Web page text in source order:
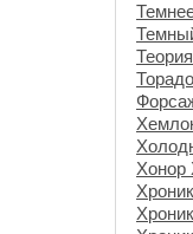
Хонор